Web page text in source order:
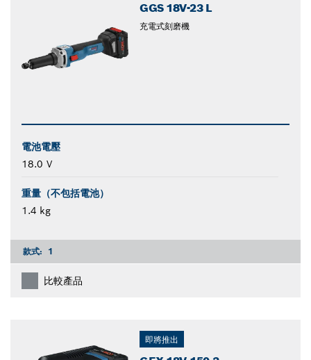
GGS 18V-23 L
充電式刻磨機
電池電壓
18.0 V
重量（不包括電池）
1.4 kg
款式: 1
比較產品
即將推出